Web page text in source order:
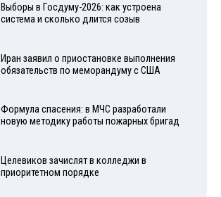
Выборы в Госдуму-2026: как устроена
система и сколько длится созыв
Иран заявил о приостановке выполнения
обязательств по меморандуму с США
Формула спасения: в МЧС разработали
новую методику работы пожарных бригад
Целевиков зачислят в колледжи в
приоритетном порядке